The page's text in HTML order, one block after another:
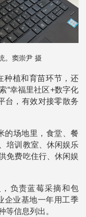
。窦崇尹 摄
种植和育苗环节，还
“幸福里社区+数字化
台，有效对接零散务
的场地里，食堂、餐
培训教室、休闲娱乐
免费吃住行、休闲娱
负责蓝莓采摘和包
企业基地一年用工季
等信息列出。